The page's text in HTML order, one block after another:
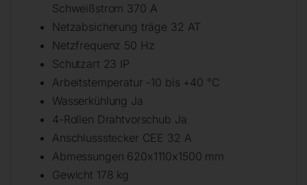
Schweißstrom 370 A
Netzabsicherung träge 32 AT
Netzfrequenz 50 Hz
Schutzart 23 IP
Arbeitstemperatur -10 bis +40 °C
Wasserkühlung Ja
4-Rollen Drahtvorschub Ja
Anschlussstecker CEE 32 A
Abmessungen 620x1110x1500 mm
Gewicht 178 kg